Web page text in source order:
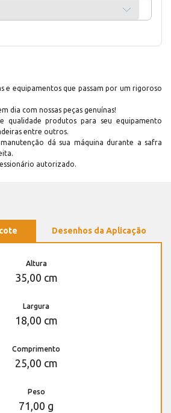
e equipamentos que passam por um rigoroso
dia com nossas peças genuínas!
qualidade produtos para seu equipamento
entre outros.
dá sua máquina durante a safra
autorizado.
Desenhos da Aplicação
Altura
35,00 cm
Largura
18,00 cm
Comprimento
25,00 cm
Peso
71,00 g